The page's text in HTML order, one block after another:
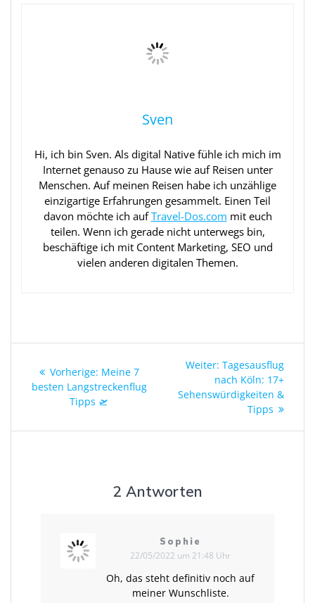
Sven
Hi, ich bin Sven. Als digital Native fühle ich mich im
Internet genauso zu Hause wie auf Reisen unter
Menschen. Auf meinen Reisen habe ich unzählige
einzigartige Erfahrungen gesammelt. Einen Teil
davon möchte ich aufTravel-Dos.com mit euch
teilen. Wenn ich gerade nicht unterwegs bin,
beschäftige ich mit Content Marketing, SEO und
vielen anderen digitalen Themen.
Beitragsnavigation
Vorherige: Vorheriger
Beitrag:
Meine 7
besten Langstreckenflug
Tipps 🛫
Weiter: Nächster
Beitrag:
Tagesausflug
nach Köln: 17+
Sehenswürdigkeiten &
Tipps
2 Antworten
Sophie
22/05/2022 um 21:48 Uhr
Oh, das steht definitiv noch auf
meiner Wunschliste.